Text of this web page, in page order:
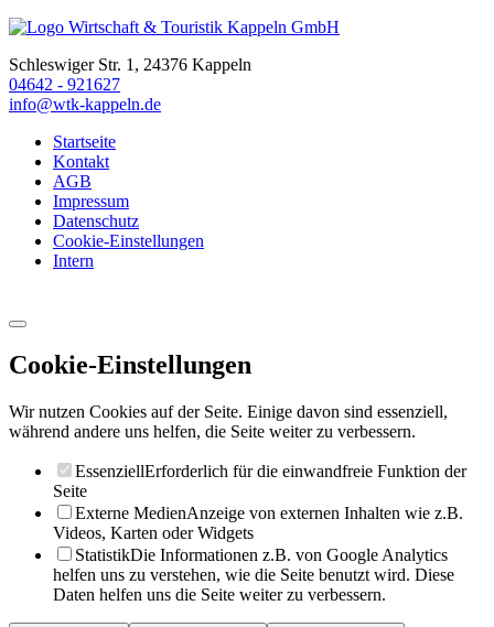
Schleswiger Str. 1, 24376 Kappeln
04642 - 921627
info@wtk-kappeln.de
Startseite
Kontakt
AGB
Impressum
Datenschutz
Cookie-Einstellungen
Intern
Cookie-Einstellungen
Wir nutzen Cookies auf der Seite. Einige davon sind essenziell,
während andere uns helfen, die Seite weiter zu verbessern.
EssenziellErforderlich für die einwandfreie Funktion der
Seite
Externe MedienAnzeige von externen Inhalten wie z.B.
Videos, Karten oder Widgets
StatistikDie Informationen z.B. von Google Analytics
helfen uns zu verstehen, wie die Seite benutzt wird. Diese
Daten helfen uns die Seite weiter zu verbessern.